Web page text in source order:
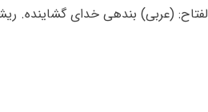
(عربی) بندهی خدای گشاینده.